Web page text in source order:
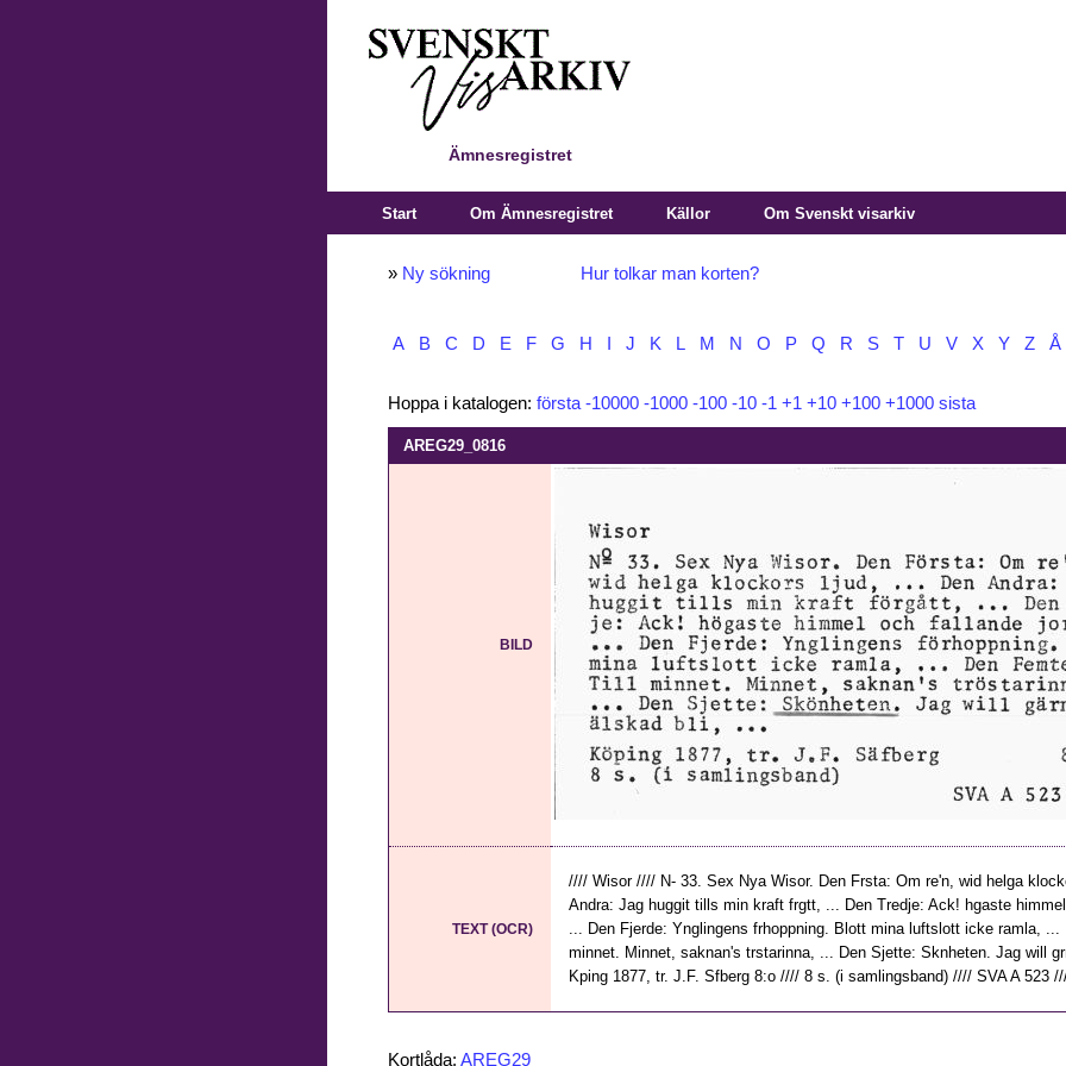
Ämnesregistret
Start Om Ämnesregistret Källor Om Svenskt visarkiv
» Ny sökning Hur tolkar man korten?
A B C D E F G H J K L M N O P Q R S T U V X Y Z Å
Hoppa i katalogen: första -10000 -1000 -100 -10 -1 +1 +10 +100 +1000 sista
AREG29_0816
BILD
TEXT (OCR)
//// Wisor //// N- 33. Sex Nya Wisor. Den Frsta: Om re'n, wid helga
Andra: Jag huggit tills min kraft frgtt, ... Den Tredje: Ack! hgaste
... Den Fjerde: Ynglingens frhoppning. Blott mina luftslott icke ramla, ...
minnet. Minnet, saknan's trstarinna, ... Den Sjette: Sknheten. Jag will
Kping 1877, tr. J.F. Sfberg 8:o //// 8 s. (i samlingsband) //// SVA A 523
Kortlåda: AREG29